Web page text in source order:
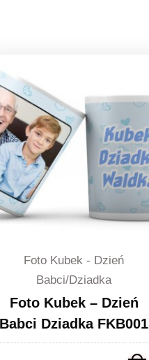
Foto Kubek - Dzień
Babci/Dziadka
Foto Kubek – Dzień
Babci Dziadka FKB001